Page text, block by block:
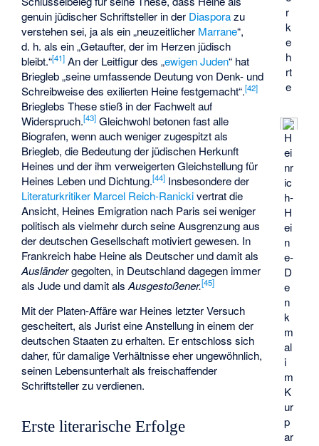
r
k
e
h
rt
e
H
ei
nr
ic
h-
H
ei
n
e-
D
e
n
k
m
al
i
m
K
ur
p
ar
genuin jüdischer Schriftsteller in der Diasporazu
verstehen sei, ja als ein „neuzeitlicher Marrane“,
d. h. als ein „Getaufter, der im Herzen jüdisch
bleibt.“[41] An der Leitfigur des „ewigen Juden“ hat
Briegleb „seine umfassende Deutung von Denk- und
Schreibweise des exilierten Heine festgemacht“.[42]
Brieglebs These stieß in der Fachwelt auf
Widerspruch.[43] Gleichwohl betonen fast alle
Biografen, wenn auch weniger zugespitzt als
Briegleb, die Bedeutung der jüdischen Herkunft
Heines und der ihm verweigerten Gleichstellung für
Heines Leben und Dichtung.[44] Insbesondere der
Literaturkritiker Marcel Reich-Ranickivertrat die
Ansicht, Heines Emigration nach Paris sei weniger
politisch als vielmehr durch seine Ausgrenzung aus
der deutschen Gesellschaft motiviert gewesen. In
Frankreich habe Heine als Deutscher und damit als
Ausländergegolten, in Deutschland dagegen immer
als Jude und damit alsAusgestoßener.[45]
Mit der Platen-Affäre war Heines letzter Versuch
gescheitert, als Jurist eine Anstellung in einem der
deutschen Staaten zu erhalten. Er entschloss sich
daher, für damalige Verhältnisse eher ungewöhnlich,
seinen Lebensunterhalt als freischaffender
Schriftsteller zu verdienen.
Erste literarische Erfolge